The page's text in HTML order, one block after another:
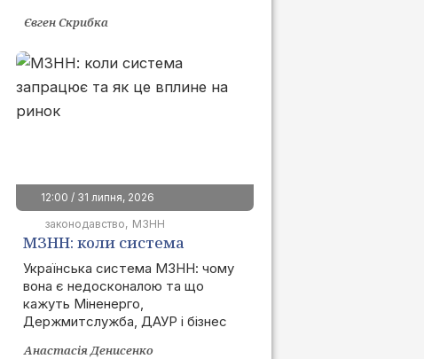
Євген Скрибка
12:00 / 31 липня, 2026
законодавство
МЗНН
МЗНН: коли система
запрацює та як це вплине
на ринок
Українська система МЗНН: чому
вона є недосконалою та що
кажуть Міненерго,
Держмитслужба, ДАУР і бізнес
Анастасія Денисенко